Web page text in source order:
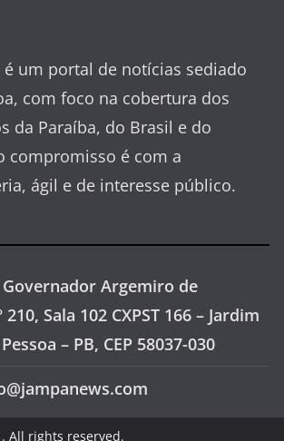
é um portal de notícias sediado
com foco na cobertura dos
da Paraíba, do Brasil e do
compromisso é com a
ágil e de interesse público.
Governador Argemiro de
Sala 102 CXPST 166 – Jardim
– PB, CEP 58037-030
. All rights reserved.